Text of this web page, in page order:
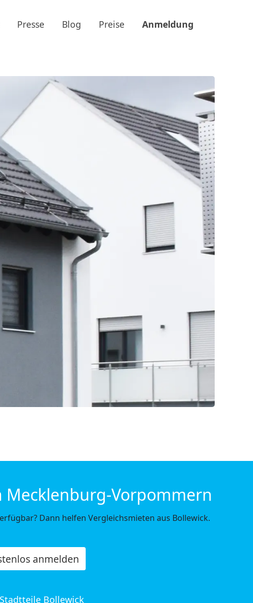
Presse Blog Preise Anmeldung
Mecklenburg-Vorpommern
Dann helfen Vergleichsmieten aus Bollewick.
anmelden
Bollewick